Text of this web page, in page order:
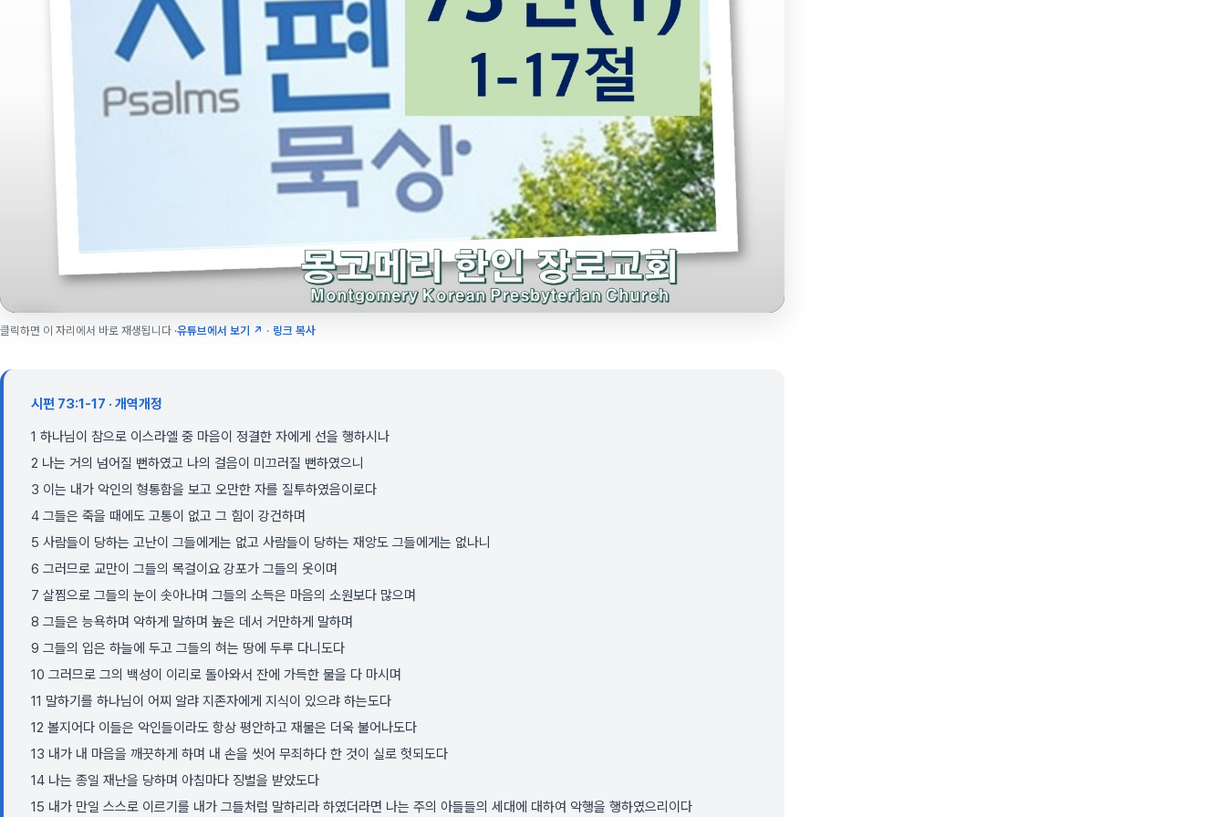
클릭하면 이 자리에서 바로 재생됩니다 ·유튜브에서 보기 ↗ · 링크 복사
시편 73:1-17 · 개역개정
1 하나님이 참으로 이스라엘 중 마음이 정결한 자에게 선을 행하시나
2 나는 거의 넘어질 뻔하였고 나의 걸음이 미끄러질 뻔하였으니
3 이는 내가 악인의 형통함을 보고 오만한 자를 질투하였음이로다
4 그들은 죽을 때에도 고통이 없고 그 힘이 강건하며
5 사람들이 당하는 고난이 그들에게는 없고 사람들이 당하는 재앙도 그들에게는 없나니
6 그러므로 교만이 그들의 목걸이요 강포가 그들의 옷이며
7 살찜으로 그들의 눈이 솟아나며 그들의 소득은 마음의 소원보다 많으며
8 그들은 능욕하며 악하게 말하며 높은 데서 거만하게 말하며
9 그들의 입은 하늘에 두고 그들의 혀는 땅에 두루 다니도다
10 그러므로 그의 백성이 이리로 돌아와서 잔에 가득한 물을 다 마시며
11 말하기를 하나님이 어찌 알랴 지존자에게 지식이 있으랴 하는도다
12 볼지어다 이들은 악인들이라도 항상 평안하고 재물은 더욱 불어나도다
13 내가 내 마음을 깨끗하게 하며 내 손을 씻어 무죄하다 한 것이 실로 헛되도다
14 나는 종일 재난을 당하며 아침마다 징벌을 받았도다
15 내가 만일 스스로 이르기를 내가 그들처럼 말하리라 하였더라면 나는 주의 아들들의 세대에 대하여 악행을 행하였으리이다